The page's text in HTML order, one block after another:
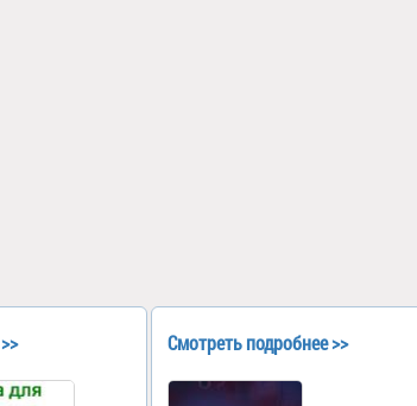
Смотреть подробнее >>